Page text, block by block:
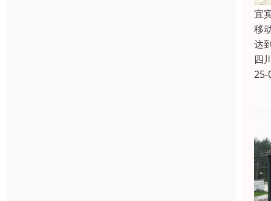
宜
移
达
四
25-